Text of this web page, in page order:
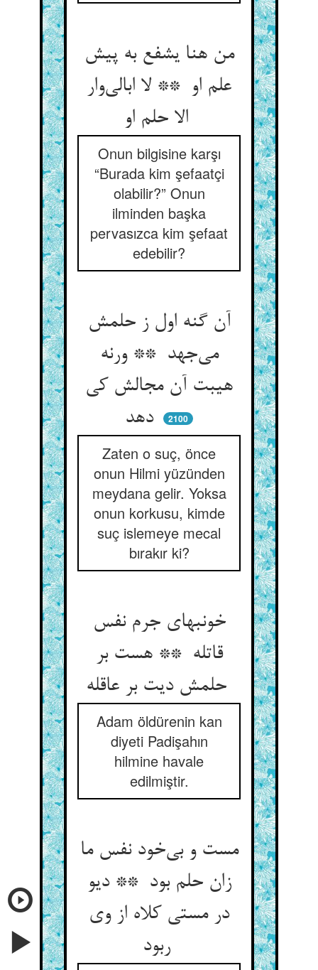
من هنا یشفع به پیش
علم او ** لا ابالی‌وار
Onun bilgisine karşı
“Burada kim şefaatçi
olabilir?” Onun
ilminden başka
pervasızca kim şefaat
edebilir?
آن گنه اول ز حلمش
می‌جهد ** ورنه
هیبت آن مجالش کی
دهد
2100
Zaten o suç, önce
onun Hilmi yüzünden
meydana gelir. Yoksa
onun korkusu, kimde
suç islemeye mecal
bırakır ki?
خونبهای جرم نفس
قاتله ** هست بر
Adam öldürenin kan
diyeti Padişahın
hilmine havale
edilmiştir.
مست و بی‌خود نفس ما
زان حلم بود ** دیو
در مستی کلاه از وی
ربود